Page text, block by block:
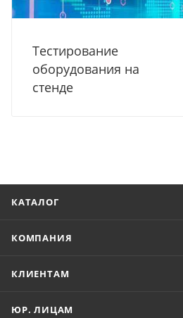
Тестирование
оборудования на
стенде
КАТАЛОГ
КОМПАНИЯ
КЛИЕНТАМ
ЮР. ЛИЦАМ